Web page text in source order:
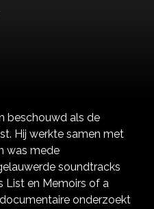
beschouwd als de
Hij werkte samen met
was mede
soundtracks
List en Memoirs of a
onderzoekt